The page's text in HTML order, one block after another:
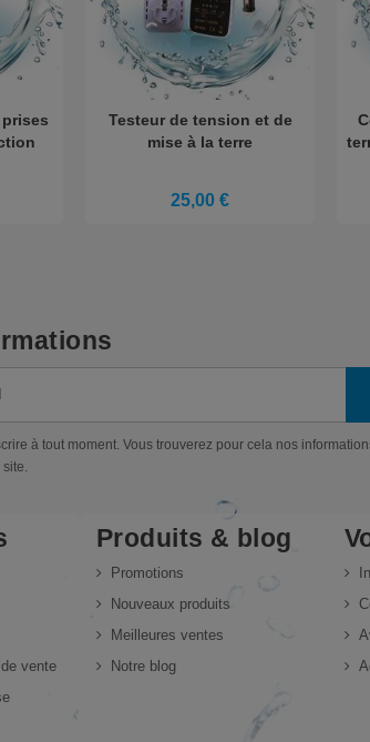
Testeur de tension et de
mise à la terre
25,00 €
à tout moment. Vous trouverez pour cela nos
vente
Produits & blog
Promotions
Nouveaux produits
Meilleures ventes
Notre blog